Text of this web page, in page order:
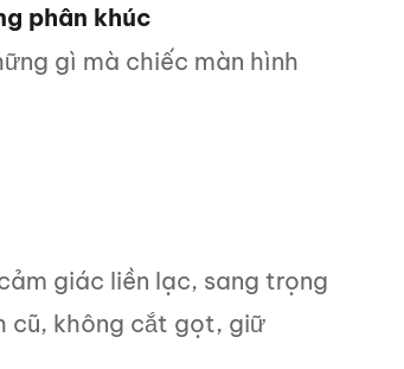
phân khúc
gì mà chiếc màn hình
giác liền lạc, sang trọng
cũ, không cắt gọt, giữ